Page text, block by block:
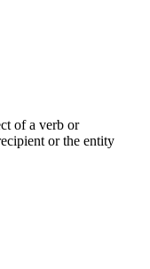
of a verb or
or the entity